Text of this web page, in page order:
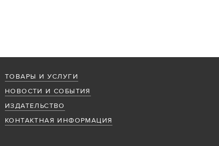
ТОВАРЫ И УСЛУГИ
НОВОСТИ И СОБЫТИЯ
ИЗДАТЕЛЬСТВО
КОНТАКТНАЯ ИНФОРМАЦИЯ